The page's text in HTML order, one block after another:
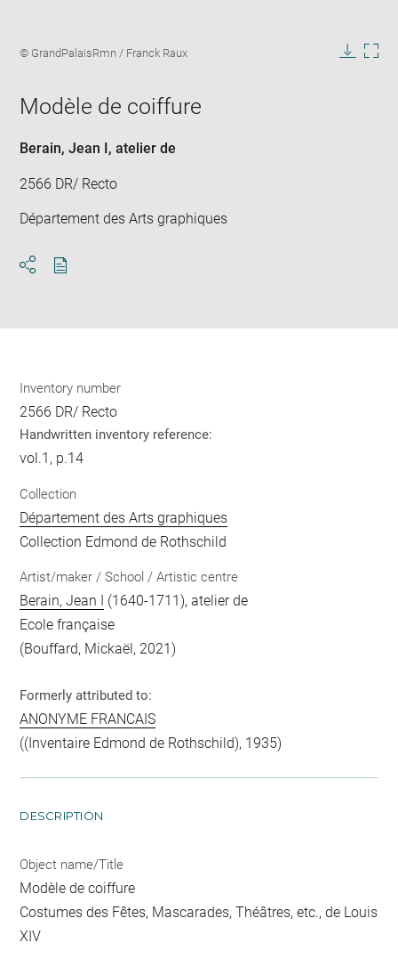
window
Image
© GrandPalaisRmn / Franck Raux
Modèle de coiffure
Berain, Jean I , atelier de
2566 DR/ Recto
Département des Arts graphiques
Inventory number
2566 DR/ Recto
Handwritten inventory reference:
vol.1, p.14
Collection
Département des Arts graphiques
Collection Edmond de Rothschild
Artist/maker / School / Artistic centre
Berain, Jean I
(1640-1711), atelier de
Ecole française
(Bouffard, Mickaël, 2021)
Formerly attributed to:
ANONYME FRANCAIS
((Inventaire Edmond de Rothschild), 1935)
DESCRIPTION
Object name/Title
Modèle de coiffure
Costumes des Fêtes, Mascarades, Théâtres, etc., de Louis
XIV